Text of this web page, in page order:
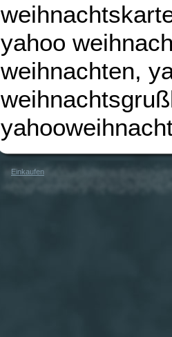
yahoo
weihnachten,
Einkaufen